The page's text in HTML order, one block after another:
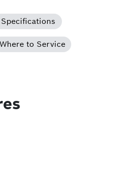
Specifications
Where to Service